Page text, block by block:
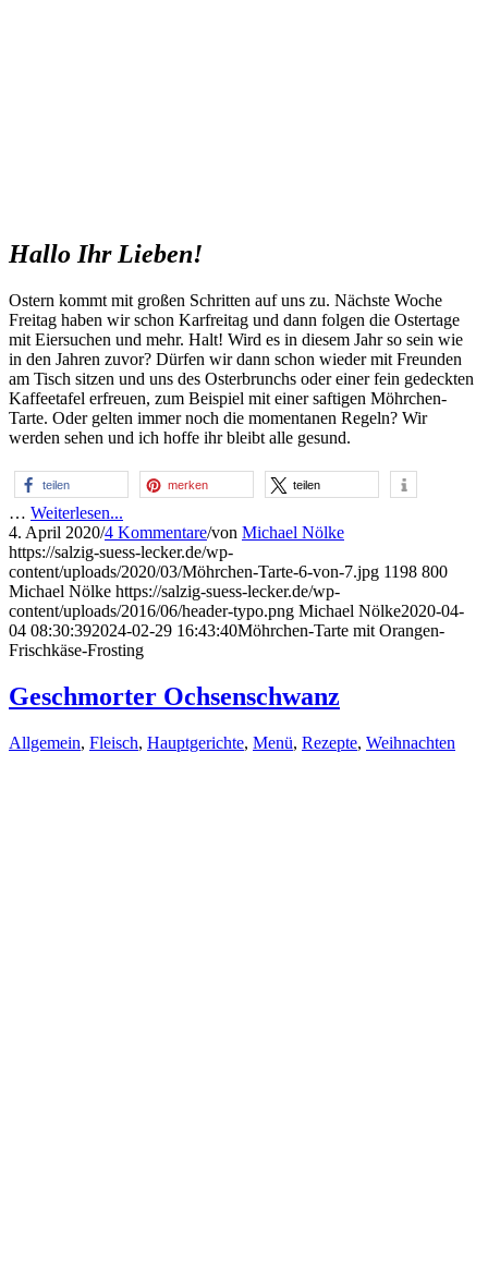
Hallo Ihr Lieben!
Ostern kommt mit großen Schritten auf uns zu. Nächste Woche
Freitag haben wir schon Karfreitag und dann folgen die Ostertage
mit Eiersuchen und mehr. Halt! Wird es in diesem Jahr so sein wie
in den Jahren zuvor? Dürfen wir dann schon wieder mit Freunden
am Tisch sitzen und uns des Osterbrunchs oder einer fein gedeckten
Kaffeetafel erfreuen, zum Beispiel mit einer saftigen Möhrchen-
Tarte. Oder gelten immer noch die momentanen Regeln? Wir
werden sehen und ich hoffe ihr bleibt alle gesund.
teilen merken teilen
… Weiterlesen...
4. April 2020/4 Kommentare/von Michael Nölke
https://salzig-suess-lecker.de/wp-
content/uploads/2020/03/Möhrchen-Tarte-6-von-7.jpg 1198 800
Michael Nölke https://salzig-suess-lecker.de/wp-
content/uploads/2016/06/header-typo.png Michael Nölke2020-04-
04 08:30:392024-02-29 16:43:40Möhrchen-Tarte mit Orangen-
Frischkäse-Frosting
Geschmorter Ochsenschwanz
Allgemein, Fleisch, Hauptgerichte, Menü, Rezepte, Weihnachten